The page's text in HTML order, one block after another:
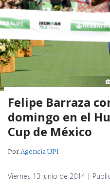
Felipe Barraza
domingo en el
Cup de México
PorAgencia UPI
Viernes 13 junio de 2014 |